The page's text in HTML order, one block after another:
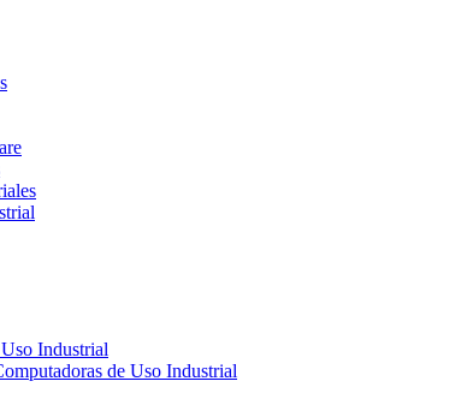
Industrial
de Uso Industrial